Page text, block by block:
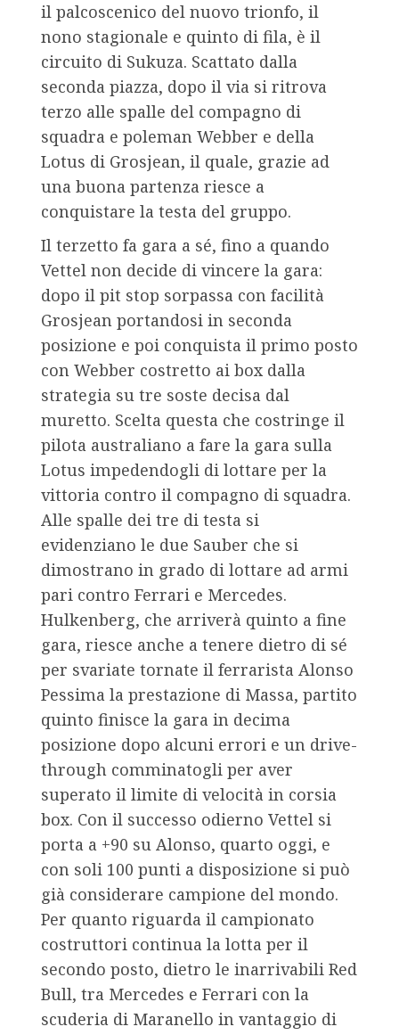
il palcoscenico del nuovo trionfo, il
nono stagionale e quinto di fila, è il
circuito di Sukuza. Scattato dalla
seconda piazza, dopo il via si ritrova
terzo alle spalle del compagno di
squadra e poleman Webber e della
Lotus di Grosjean, il quale, grazie ad
una buona partenza riesce a
conquistare la testa del gruppo.
Il terzetto fa gara a sé, fino a quando
Vettel non decide di vincere la gara:
dopo il pit stop sorpassa con facilità
Grosjean portandosi in seconda
posizione e poi conquista il primo posto
con Webber costretto ai box dalla
strategia su tre soste decisa dal
muretto. Scelta questa che costringe il
pilota australiano a fare la gara sulla
Lotus impedendogli di lottare per la
vittoria contro il compagno di squadra.
Alle spalle dei tre di testa si
evidenziano le due Sauber che si
dimostrano in grado di lottare ad armi
pari contro Ferrari e Mercedes.
Hulkenberg, che arriverà quinto a fine
gara, riesce anche a tenere dietro di sé
per svariate tornate il ferrarista Alonso
Pessima la prestazione di Massa, partito
quinto finisce la gara in decima
posizione dopo alcuni errori e un drive-
through comminatogli per aver
superato il limite di velocità in corsia
box. Con il successo odierno Vettel si
porta a +90 su Alonso, quarto oggi, e
con soli 100 punti a disposizione si può
già considerare campione del mondo.
Per quanto riguarda il campionato
costruttori continua la lotta per il
secondo posto, dietro le inarrivabili Red
Bull, tra Mercedes e Ferrari con la
scuderia di Maranello in vantaggio di